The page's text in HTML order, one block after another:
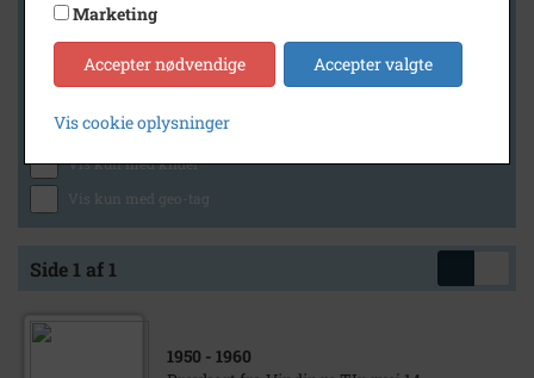
Generelt
Vis kun med billeder
Vis kun med lydklip
Vis kun med kilder
Vis kun med geo-tag
Side 1 af 1
1950 - 1960
Marketing
Accepter nødvendige Accepter valgte
Vis cookie oplysninger